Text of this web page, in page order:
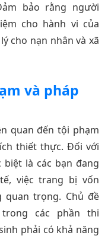
bảo rằng người
cho hành vi của
cho nạn nhân và xã
và pháp
quan đến tội phạm
thiết thực. Đối với
là các bạn đang
việc trang bị vốn
quan trọng. Chủ đề
các phần thi
phải có khả năng